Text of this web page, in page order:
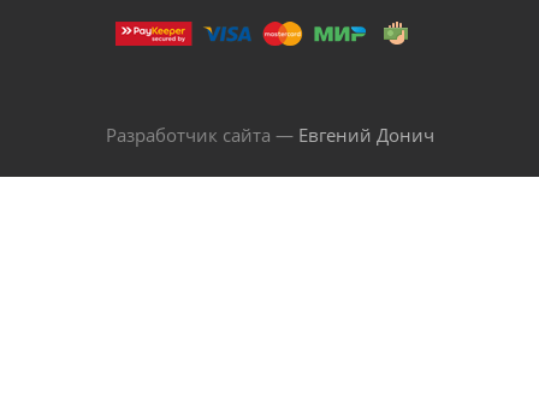
Разработчик сайта — Евгений Донич